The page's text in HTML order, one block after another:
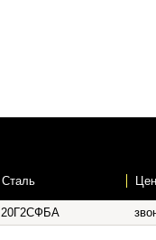
Сталь
20Г2СФБА